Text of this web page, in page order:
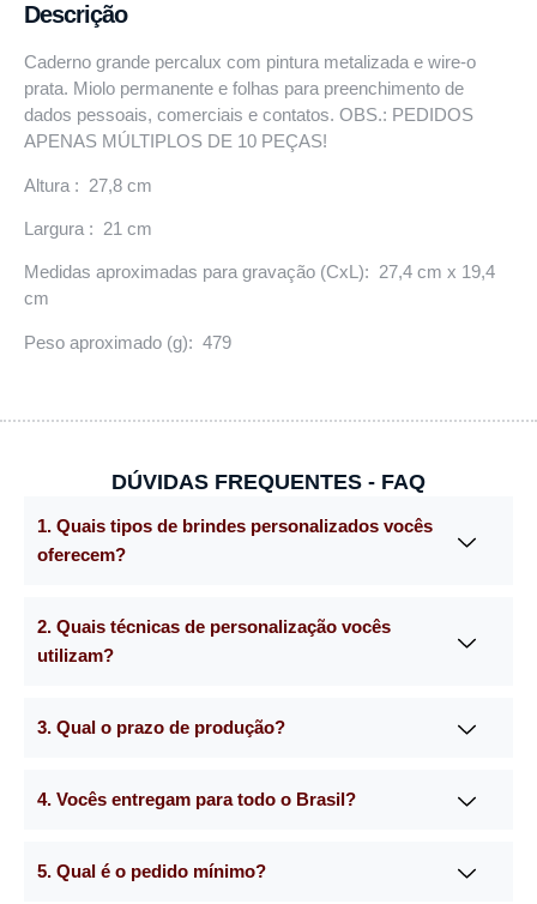
Descrição
Caderno grande percalux com pintura metalizada e wire-o
prata. Miolo permanente e folhas para preenchimento de
dados pessoais, comerciais e contatos. OBS.: PEDIDOS
APENAS MÚLTIPLOS DE 10 PEÇAS!
Altura : 27,8 cm
Largura : 21 cm
Medidas aproximadas para gravação (CxL): 27,4 cm x 19,4
cm
Peso aproximado (g): 479
DÚVIDAS FREQUENTES - FAQ
1. Quais tipos de brindes personalizados vocês
oferecem?
2. Quais técnicas de personalização vocês
utilizam?
3. Qual o prazo de produção?
4. Vocês entregam para todo o Brasil?
5. Qual é o pedido mínimo?